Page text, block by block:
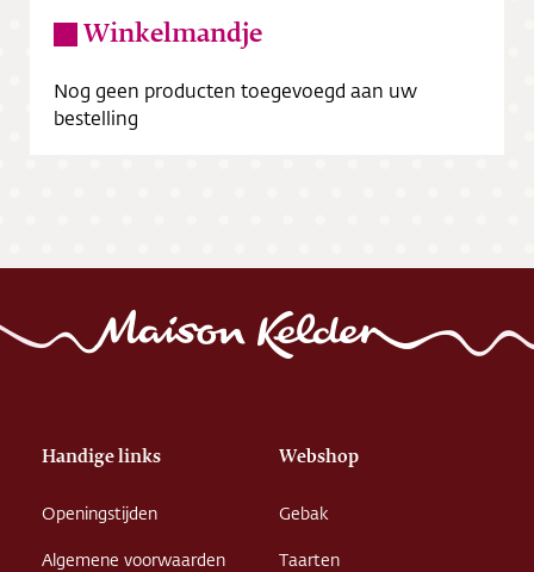
Winkelmandje
Nog geen producten toegevoegd aan uw
bestelling
Handige links
Openingstijden
Algemene voorwaarden
Webshop
Gebak
Taarten